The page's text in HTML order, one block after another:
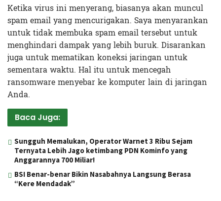
Ketika virus ini menyerang, biasanya akan muncul
spam email yang mencurigakan. Saya menyarankan
untuk tidak membuka spam email tersebut untuk
menghindari dampak yang lebih buruk. Disarankan
juga untuk mematikan koneksi jaringan untuk
sementara waktu. Hal itu untuk mencegah
ransomware menyebar ke komputer lain di jaringan
Anda.
Baca Juga:
Sungguh Memalukan, Operator Warnet 3 Ribu Sejam
Ternyata Lebih Jago ketimbang PDN Kominfo yang
Anggarannya 700 Miliar!
BSI Benar-benar Bikin Nasabahnya Langsung Berasa
“Kere Mendadak”